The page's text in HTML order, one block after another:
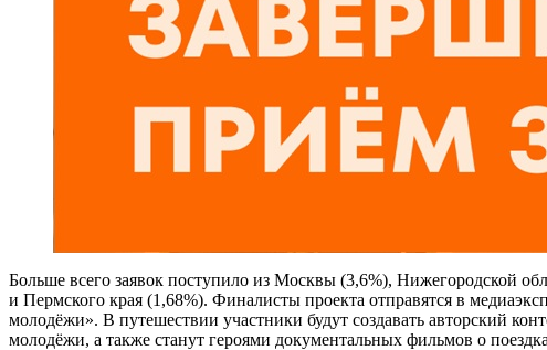
Больше всего заявок поступило из Москвы (3,6%), Нижегородской
и Пермского края (1,68%). Финалисты проекта отправятся в
молодёжи». В путешествии участники будут создавать авторский
молодёжи, а также станут героями документальных фильмов о